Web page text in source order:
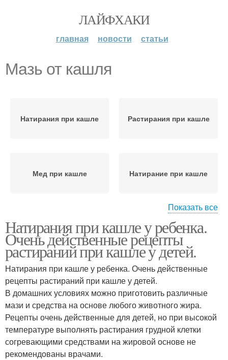
ЛАЙФХАКИ
главная новости статьи
Мазь от кашля
Натирания при кашле Растирания при кашле
Мед при кашле Натирание при кашле
Водка при кашле Мазь для натирания
Мази для растирания Лекарства от кашля
Мази от кашля Противокашлевая мазь
Показать все
Натирания при кашле у ребенка.
Очень действенные рецепты
растираний при кашле у детей.
Натирания при кашле у ребенка. Очень действенные
рецепты растираний при кашле у детей.
В домашних условиях можно приготовить различные
мази и средства на основе любого животного жира.
Рецепты очень действенные для детей, но при высокой
температуре выполнять растирания грудной клетки
согревающими средствами на жировой основе не
рекомендованы врачами.